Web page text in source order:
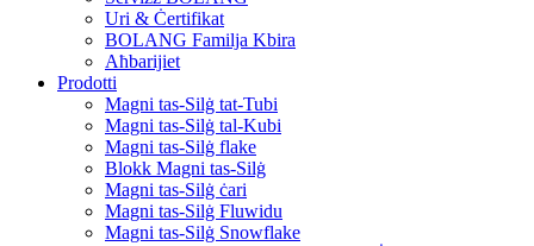
Uri & Ċertifikat
BOLANG Familja Kbira
Aħbarijiet
Prodotti
Magni tas-Silġ tat-Tubi
Magni tas-Silġ tal-Kubi
Magni tas-Silġ flake
Blokk Magni tas-Silġ
Magni tas-Silġ ċari
Magni tas-Silġ Fluwidu
Magni tas-Silġ Snowflake